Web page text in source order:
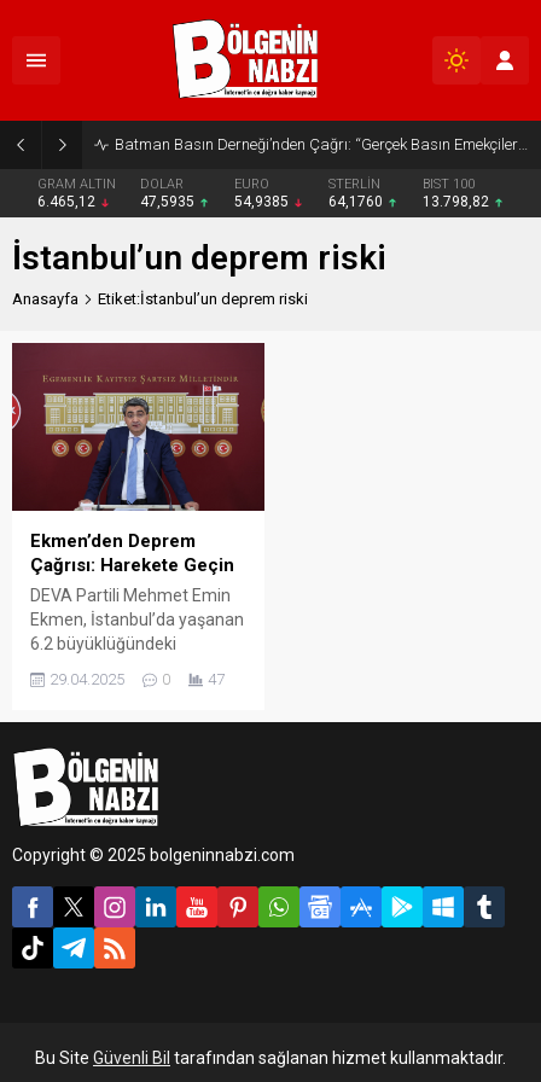
Batman Basın Derneği’nden Çağrı: “Gerçek Basın Emekçileri Desteklenmeli”
GRAM ALTIN
6.465,12
DOLAR
47,5935
EURO
54,9385
STERLİN
64,1760
BIST 100
13.798,82
İstanbul’un deprem riski
Anasayfa Etiket:İstanbul’un deprem riski
Ekmen’den Deprem
Çağrısı: Harekete Geçin
DEVA Partili Mehmet Emin
Ekmen, İstanbul’da yaşanan
6.2 büyüklüğündeki
depremin ardından Meclis’te
hükümete çağrıda bulundu:
değil, hayata yatırım
yapılmalı.”
29.04.2025 0 47
Copyright © 2025 bolgeninnabzi.com
Bu Site Güvenli Bil tarafından sağlanan hizmet kullanmaktadır.